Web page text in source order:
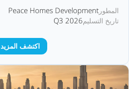
المطور Peace Homes Development
تاريخ التسليمQ3 2026
اكتشف المزيد